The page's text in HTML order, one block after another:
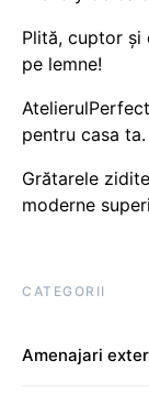
Plită, cuptor și
pe lemne!
pentru casa ta.
Grătarele
moderne
CATEGORII
Amenajari